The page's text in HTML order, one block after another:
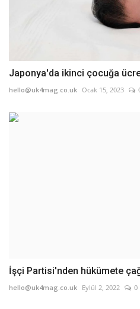
Japonya'da ikinci çocuğa
hello@uk4mag.co.uk Ocak 15, 2023
İşçi Partisi'nden hükümete
hello@uk4mag.co.uk Eylül 2, 2022 0